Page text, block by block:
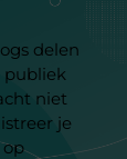
delen
publiek
niet
je